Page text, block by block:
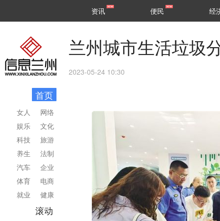
区县
资讯 便民 经
首页
网络
文化
旅游
法制
企业
电商
健康
女人
娱乐
科技
养生
汽车
体育
就业
滚动
兰州城市生活垃圾
2023-05-24 10:30